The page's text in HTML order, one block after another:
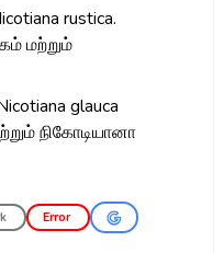
rustica.
மற்றும்
glauca
நிகோடியானா
Error